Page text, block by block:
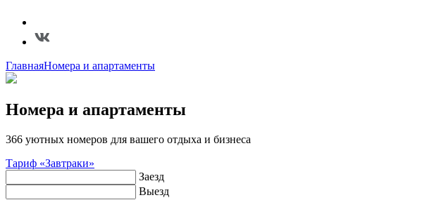
ГлавнаяНомера и апартаменты
Номера и апартаменты
366 уютных номеров для вашего отдыха и бизнеса
Тариф «Завтраки»
Заезд
Выезд